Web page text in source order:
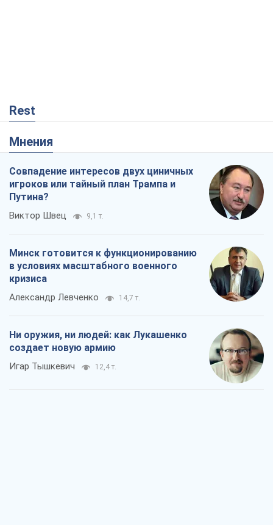
Rest
Мнения
Совпадение интересов двух циничных
игроков или тайный план Трампа и
Путина?
Виктор Швец 9,1 т.
Минск готовится к функционированию
в условиях масштабного военного
кризиса
Александр Левченко 14,7 т.
Ни оружия, ни людей: как Лукашенко
создает новую армию
Игар Тышкевич 12,4 т.